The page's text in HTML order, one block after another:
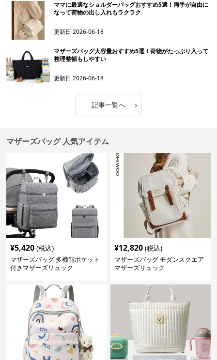
ママに最適なショルダーバッグおすすめ5選！両手が自由に
なって荷物の出し入れもラクラク
更新日2026-06-18
マザーズバッグ大容量おすすめ5選！荷物がたっぷり入って
整理整頓もしやすい
更新日2026-06-18
記事一覧へ ›
マザーズバッグ 人気アイテム
¥5,420 (税込)
マザーズバッグ 多機能ポケット
付きマザーズリュック
¥12,820 (税込)
マザーズバッグ モダンスクエア
マザーズリュック